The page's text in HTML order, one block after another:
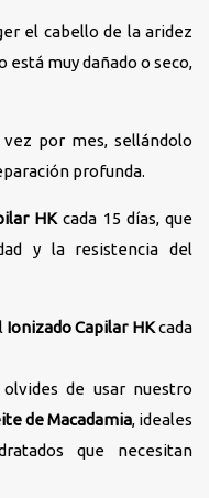
el cabello de la aridez
está muy dañado o seco,
vez por mes, sellándolo
profunda.
HK cada 15 días, que
y la resistencia del
Ionizado Capilar HKcada
de usar nuestro
de Macadamia, ideales
que necesitan